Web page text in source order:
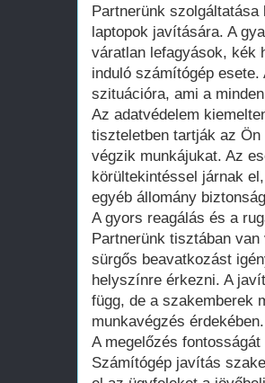
Partnerünk
laptopok javítására. A
váratlan lefagyások, kék
induló számítógép
szituációra, ami a
Az adatvédelem
tiszteletben tartják az
végzik munkájukat. Az
körültekintéssel járnak
egyéb állomány
A gyors reagálás és a
Partnerünk tisztában
sürgős beavatkozást
helyszínre érkezni. A
függ, de a szakemberek
munkavégzés érdekében.
A megelőzés
Számítógép javítás